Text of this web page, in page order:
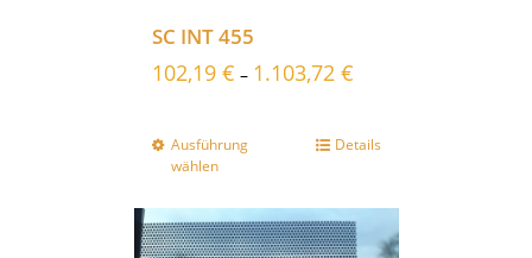
SC INT 455
102,19 € – 1.103,72 €
Ausführung
wählen
Details